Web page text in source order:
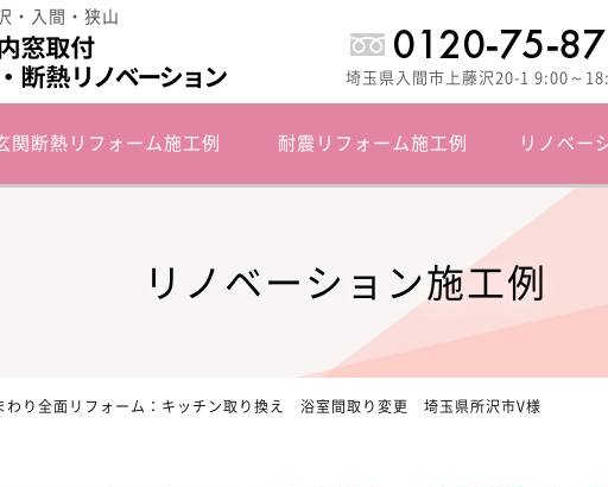
埼玉県入間市上藤沢20-1 9:00～
・入間・狭山
関断熱リフォーム施工例 耐震リフォーム施工例 リノベー
リノベーション施工例
わり全面リフォーム：キッチン取り換え 浴室間取り変更 埼玉県所沢市V様